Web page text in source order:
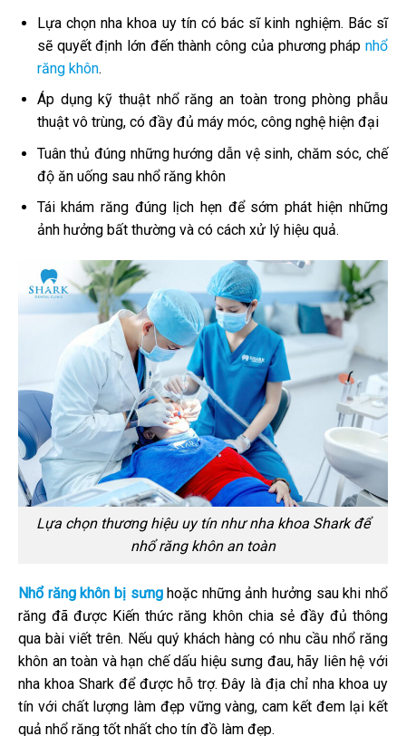
Lựa chọn nha khoa uy tín có bác sĩ kinh nghiệm. Bác sĩ
sẽ quyết định lớn đến thành công của phương pháp nhổ
răng khôn.
Áp dụng kỹ thuật nhổ răng an toàn trong phòng phẫu
thuật vô trùng, có đầy đủ máy móc, công nghệ hiện đại
Tuân thủ đúng những hướng dẫn vệ sinh, chăm sóc, chế
độ ăn uống sau nhổ răng khôn
Tái khám răng đúng lịch hẹn để sớm phát hiện những
ảnh hưởng bất thường và có cách xử lý hiệu quả.
Lựa chọn thương hiệu uy tín như nha khoa Shark để
nhổ răng khôn an toàn
Nhổ răng khôn bị sưnghoặc những ảnh hưởng sau khi nhổ
răng đã được Kiến thức răng khôn chia sẻ đầy đủ thông
qua bài viết trên. Nếu quý khách hàng có nhu cầu nhổ răng
khôn an toàn và hạn chế dấu hiệu sưng đau, hãy liên hệ với
nha khoa Shark để được hỗ trợ. Đây là địa chỉ nha khoa uy
tín với chất lượng làm đẹp vững vàng, cam kết đem lại kết
quả nhổ răng tốt nhất cho tín đồ làm đẹp.